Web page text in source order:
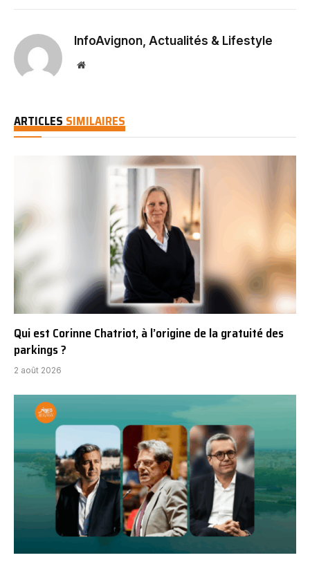
InfoAvignon, Actualités & Lifestyle
Website
ARTICLES SIMILAIRES
Qui est Corinne Chatriot, à l’origine de la gratuité des
parkings ?
2 août 2026